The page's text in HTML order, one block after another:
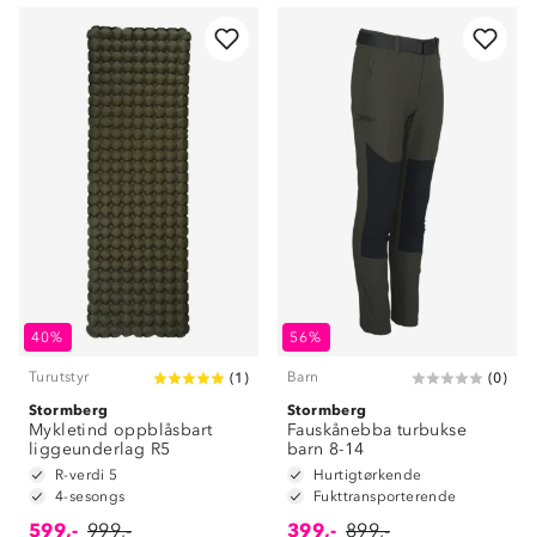
40%
Turutstyr (1 )
Stormberg
Mykletind oppblåsbart
liggeunderlag R5
R-verdi 5
4-sesongs
599,- 999,-
56%
Barn (0)
Stormberg
Fauskånebba turbukse
barn 8-14
Hurtigtørkende
Fukttransporterende
399,- 899,-